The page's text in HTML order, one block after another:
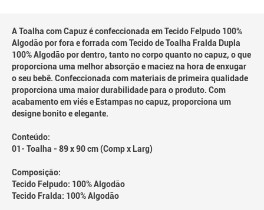
A Toalha com Capuz é confeccionada em Tecido Felpudo 100%
Algodão por fora e forrada com Tecido de Toalha Fralda Dupla
100% Algodão por dentro, tanto no corpo quanto no capuz, o que
proporciona uma melhor absorção e maciez na hora de enxugar
o seu bebê. Confeccionada com materiais de primeira qualidade
proporciona uma maior durabilidade para o produto. Com
acabamento em viés e Estampas no capuz, proporciona um
designe bonito e elegante.
Conteúdo:
01- Toalha - 89 x 90 cm (Comp x Larg)
Composição:
Tecido Felpudo: 100% Algodão
Tecido Fralda: 100% Algodão